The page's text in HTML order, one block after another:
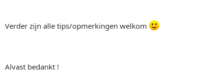
Verder zijn alle tips/opmerkingen welkom
Alvast bedankt !